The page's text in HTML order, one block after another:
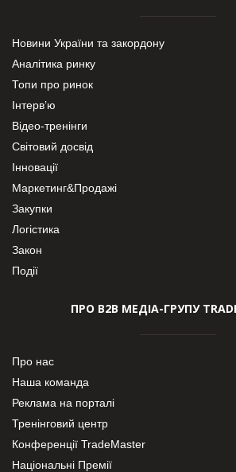
Новини України та закордону
Аналітика ринку
Топи про ринок
Інтерв’ю
Відео-тренінги
Світовий досвід
Інновації
Маркетинг&Продажі
Закупки
Логістика
Закон
Події
ПРО В2В МЕДІА-ГРУПУ
Про нас
Наша команда
Реклама на порталі
Тренінговий центр
Конференції TradeMaster
Національні Премії